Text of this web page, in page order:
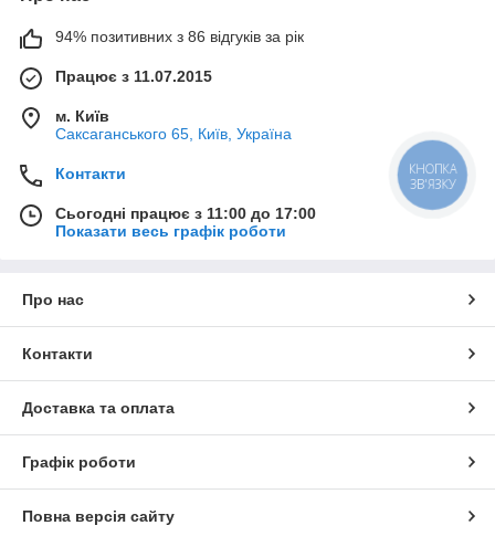
94% позитивних з 86 відгуків за рік
Працює з 11.07.2015
м. Київ
Саксаганського 65, Київ, Україна
Контакти
Сьогодні працює з 11:00 до 17:00
Показати весь графік роботи
Про нас
Контакти
Доставка та оплата
Графік роботи
Повна версія сайту
КНОПКА
ЗВ'ЯЗКУ